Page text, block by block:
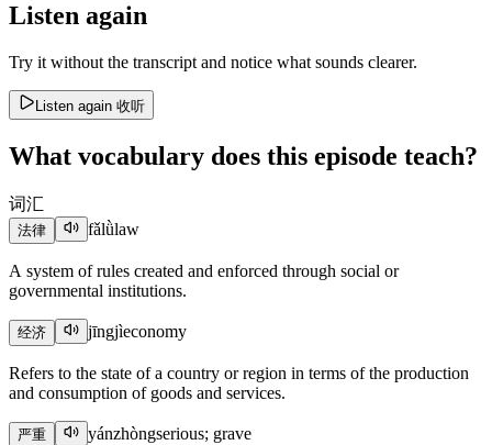
Listen again
Try it without the transcript and notice what sounds clearer.
Listen again 收听
What vocabulary does this episode teach?
词汇
法律 fǎlǜlaw
A system of rules created and enforced through social or
governmental institutions.
经济 jīngjìeconomy
Refers to the state of a country or region in terms of the production
and consumption of goods and services.
严重 yánzhòngserious; grave